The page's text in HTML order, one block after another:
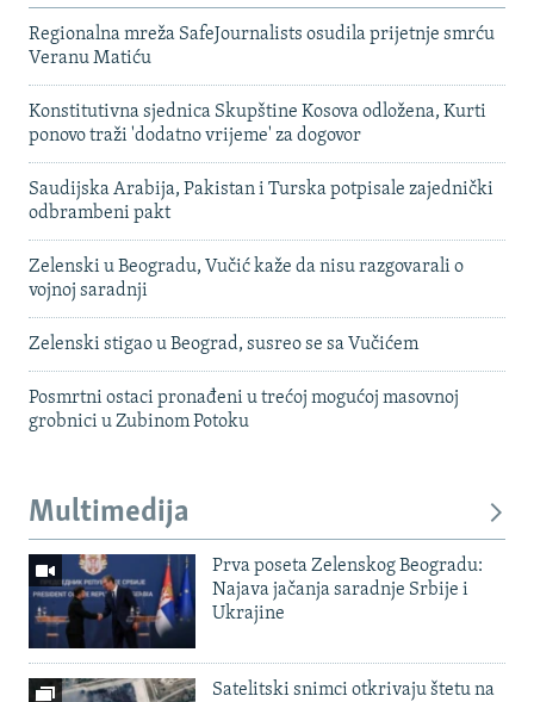
Regionalna mreža SafeJournalists osudila prijetnje smrću
Veranu Matiću
Konstitutivna sjednica Skupštine Kosova odložena, Kurti
ponovo traži 'dodatno vrijeme' za dogovor
Saudijska Arabija, Pakistan i Turska potpisale zajednički
odbrambeni pakt
Zelenski u Beogradu, Vučić kaže da nisu razgovarali o
vojnoj saradnji
Zelenski stigao u Beograd, susreo se sa Vučićem
Posmrtni ostaci pronađeni u trećoj mogućoj masovnoj
grobnici u Zubinom Potoku
Multimedija
Prva poseta Zelenskog Beogradu:
Najava jačanja saradnje Srbije i
Ukrajine
Satelitski snimci otkrivaju štetu na